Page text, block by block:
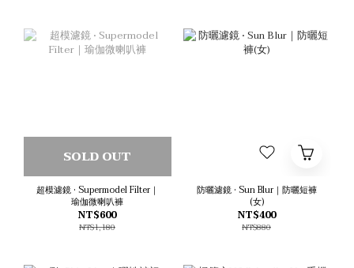
SOLD OUT
超模濾鏡 • Supermodel Filter｜
瑜伽微喇叭褲
NT$600
NT$1,180
防曬濾鏡 • Sun Blur｜防曬短褲
(女)
NT$400
NT$880